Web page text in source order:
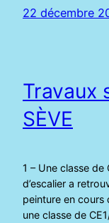
22 décembre
Travaux
SÈVE
1 – Une classe de
d’escalier a
peinture en cours
une classe de